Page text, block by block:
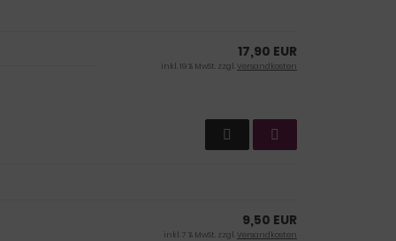
17,90 EUR
inkl. 19 % MwSt. zzgl.Versandkosten
9,50 EUR
inkl. 7 % MwSt. zzgl.Versandkosten